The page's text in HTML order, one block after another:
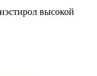
высокой